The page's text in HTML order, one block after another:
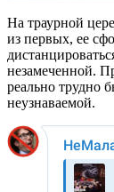
На траурной
из первых, ее
незамеченной.
реально трудно
неузнаваемой.